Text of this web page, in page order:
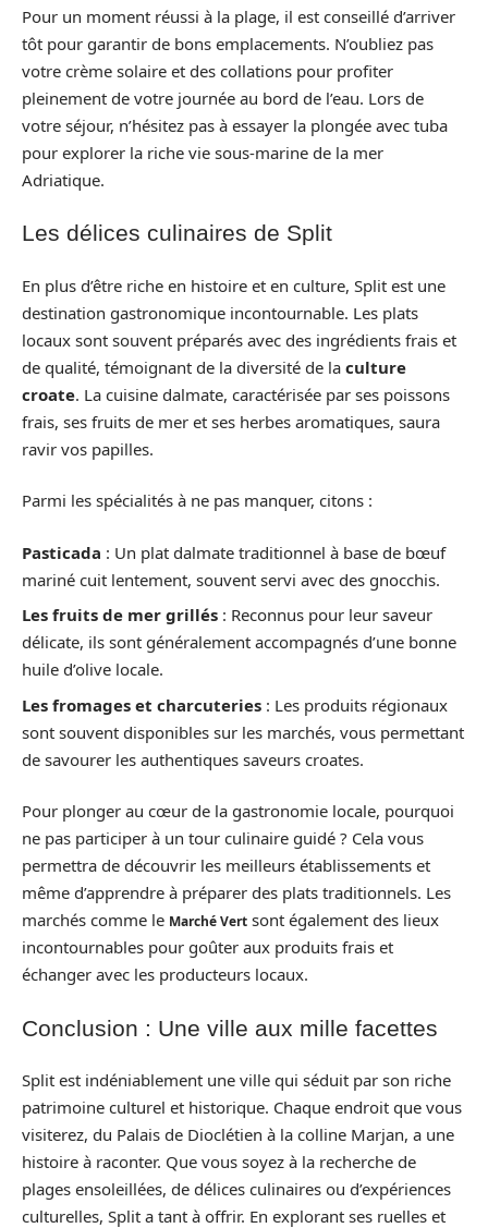
Pour un moment réussi à la plage, il est conseillé d’arriver
tôt pour garantir de bons emplacements. N’oubliez pas
votre crème solaire et des collations pour profiter
pleinement de votre journée au bord de l’eau. Lors de
votre séjour, n’hésitez pas à essayer la plongée avec tuba
pour explorer la riche vie sous-marine de la mer
Adriatique.
Les délices culinaires de Split
En plus d’être riche en histoire et en culture, Split est une
destination gastronomique incontournable. Les plats
locaux sont souvent préparés avec des ingrédients frais et
de qualité, témoignant de la diversité de la culture
croate. La cuisine dalmate, caractérisée par ses poissons
frais, ses fruits de mer et ses herbes aromatiques, saura
ravir vos papilles.
Parmi les spécialités à ne pas manquer, citons :
Pasticada : Un plat dalmate traditionnel à base de bœuf
mariné cuit lentement, souvent servi avec des gnocchis.
Les fruits de mer grillés : Reconnus pour leur saveur
délicate, ils sont généralement accompagnés d’une bonne
huile d’olive locale.
Les fromages et charcuteries : Les produits régionaux
sont souvent disponibles sur les marchés, vous permettant
de savourer les authentiques saveurs croates.
Pour plonger au cœur de la gastronomie locale, pourquoi
ne pas participer à un tour culinaire guidé ? Cela vous
permettra de découvrir les meilleurs établissements et
même d’apprendre à préparer des plats traditionnels. Les
marchés comme le Marché Vert sont également des lieux
incontournables pour goûter aux produits frais et
échanger avec les producteurs locaux.
Conclusion : Une ville aux mille facettes
Split est indéniablement une ville qui séduit par son riche
patrimoine culturel et historique. Chaque endroit que vous
visiterez, du Palais de Dioclétien à la colline Marjan, a une
histoire à raconter. Que vous soyez à la recherche de
plages ensoleillées, de délices culinaires ou d’expériences
culturelles, Split a tant à offrir. En explorant ses ruelles et